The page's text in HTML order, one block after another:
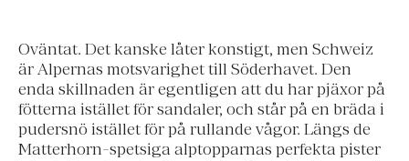
Oväntat. Det kanske låter konstigt, men Schweiz
är Alpernas motsvarighet till Söderhavet. Den
enda skillnaden är egentligen att du har pjäxor på
fötterna istället för sandaler, och står på en bräda i
pudersnö istället för på rullande vågor. Längs de
Matterhorn-spetsiga alptopparnas perfekta pister